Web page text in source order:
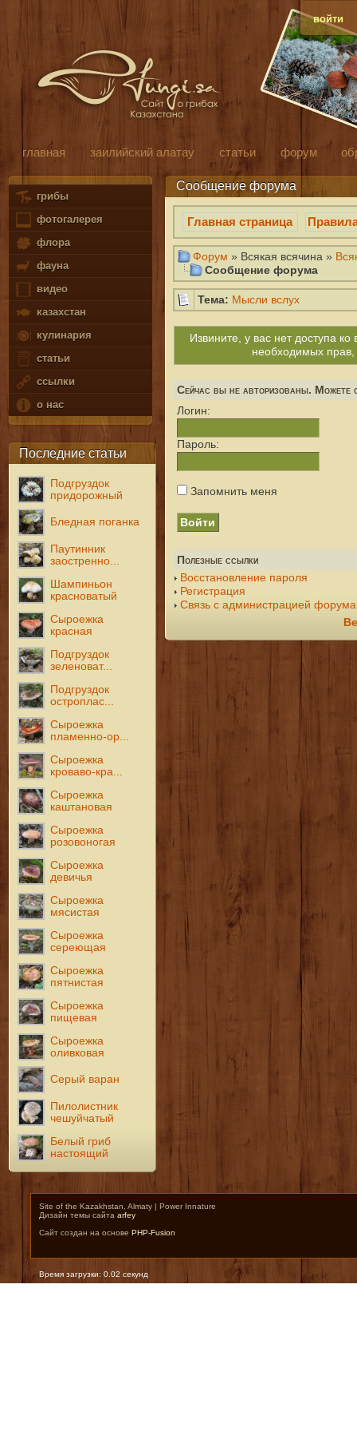
войти
главная заилийский алатау статьи форум
грибы
фотогалерея
флора
фауна
видео
казахстан
кулинария
статьи
ссылки
о нас
Последние статьи
Подгруздок
придорожный
Бледная поганка
Паутинник
заостренно...
Шампиньон
красноватый
Сыроежка
красная
Подгруздок
зеленоват...
Подгруздок
остроплас...
Сыроежка
пламенно-ор...
Сыроежка
кроваво-кра...
Сыроежка
каштановая
Сыроежка
розовоногая
Сыроежка
девичья
Сыроежка
мясистая
Сыроежка
сереющая
Сыроежка
пятнистая
Сыроежка
пищевая
Сыроежка
оливковая
Серый варан
Пилолистник
чешуйчатый
Белый гриб
настоящий
Сообщение форума
Главная страница
Форум » Всякая всячина »
Сообщение форума
Тема: Мысли вслух
Извините, у вас нет доступа
необходимых прав,
Сейчас вы не авторизованы. Можете
Логин:
Пароль:
Запомнить меня
Полезные ссылки
Восстановление пароля
Регистрация
Связь с администрацией форума
Site of the Kazakhstan, Almaty | Power Innature
Дизайн темы сайта arfey
Сайт создан на основе PHP-Fusion
Время загрузки: 0.02 секунд